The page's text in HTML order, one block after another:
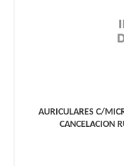
AURICULARES C/
CANCELACION